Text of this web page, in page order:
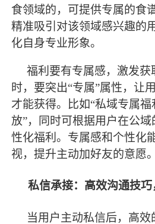
食领域的，可提供专属的食
精准吸引对该领域感兴趣的
化自身专业形象。
福利要有专属感，激发获
时，要突出“专属”属性，让
才能获得。比如“私域专属
放”，同时可根据用户在公
性化福利。专属感和个性化
视，提升主动加好友的意愿。
私信承接：高效沟通技
当用户主动私信后，高